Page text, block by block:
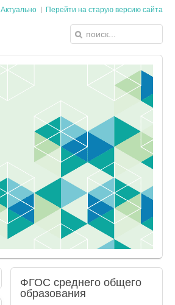
Актуально Перейти на старую версию сайта
ФГОС среднего общего
образования